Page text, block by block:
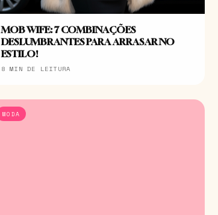
MOB WIFE: 7 COMBINAÇÕES
DESLUMBRANTES PARA ARRASAR NO
ESTILO!
8 MIN DE LEITURA
MODA